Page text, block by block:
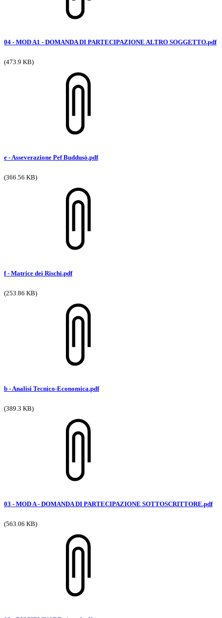
04 - MOD A1 - DOMANDA DI PARTECIPAZIONE ALTRO SOGGETTO.pdf
(473.9 KB)
e - Asseverazione Pef Buddusò.pdf
(366.56 KB)
f - Matrice dei Rischi.pdf
(253.86 KB)
b - Analisi Tecnico-Economica.pdf
(389.3 KB)
03 - MOD A - DOMANDA DI PARTECIPAZIONE SOTTOSCRITTORE.pdf
(563.06 KB)